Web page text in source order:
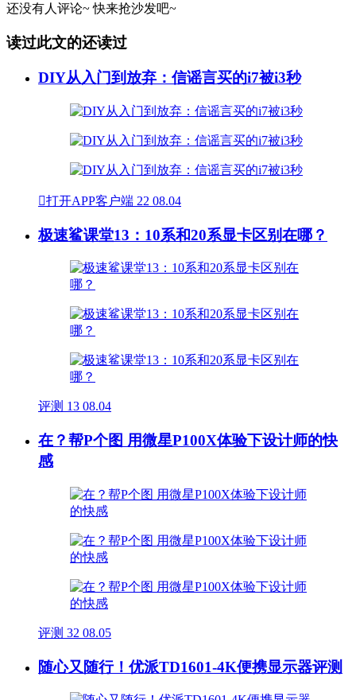
还没有人评论~ 快来抢沙发吧~
读过此文的还读过
DIY从入门到放弃：信谣言买的i7被i3秒
打开APP客户端 22 08.04
极速鲨课堂13：10系和20系显卡区别在哪？
评测 13 08.04
在？帮P个图 用微星P100X体验下设计师的快
感
评测 32 08.05
随心又随行！优派TD1601-4K便携显示器评测